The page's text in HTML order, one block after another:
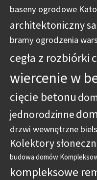
baseny ogrodowe
architektoniczny
bramy ogrodzenia
cegła z rozbiórki
wiercenie w
cięcie betonu
jednorodzinne
drzwi wewnętrzne
Kolektory
budowa domów
kompleksowe